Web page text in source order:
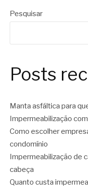
Pesquisar
Posts
Manta asfáltica para
Impermeabilização
Como escolher
condomínio
Impermeabilização de
cabeça
Quanto custa